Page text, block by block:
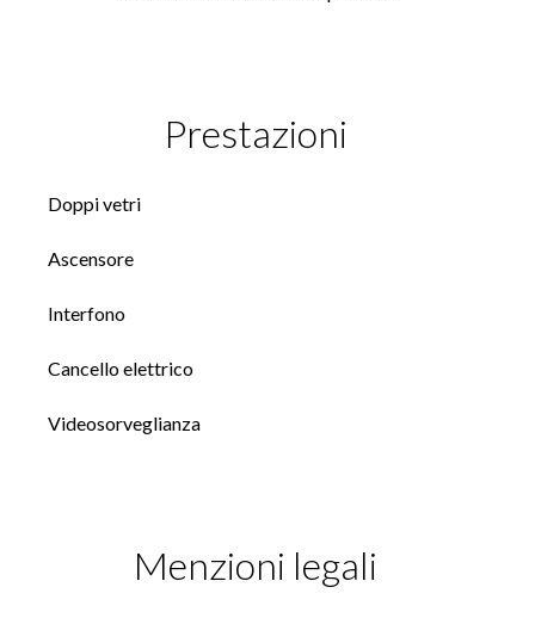
Prestazioni
Doppi vetri
Ascensore
Interfono
Cancello elettrico
Videosorveglianza
Menzioni legali